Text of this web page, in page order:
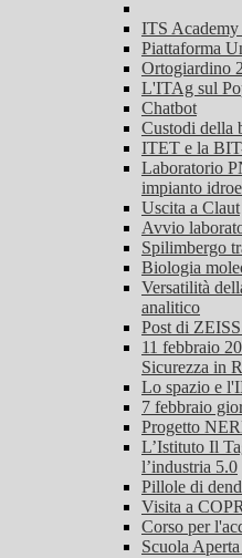
ITS
Piattaforma
Ortogiardino
L'ITAg sul
Chatbot
Custodi della
ITET e la
Laboratorio
impianto
Uscita a Claut
Avvio
Spilimbergo
Biologia
Versatilità
analitico
Post di
11 febbraio
Sicurezza in
Lo spazio e
7 febbraio
Progetto
L’Istituto Il
l’industria 5.0
Pillole di
Visita a
Corso per
Scuola